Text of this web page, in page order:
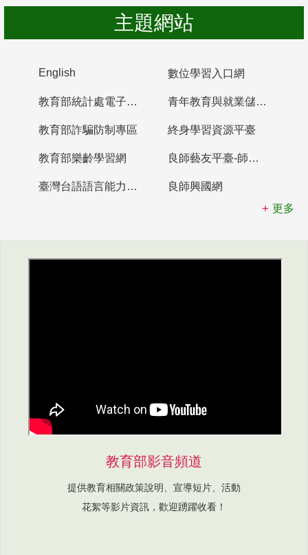
主題網站
English 數位學習入口網
教育部統計處電子書櫃 青年教育與就業儲蓄帳戶
教育部詐騙防制專區 終身學習資源平臺
教育部樂齡學習網 良師藝友平臺-師資培育整合平臺
臺灣台語語言能力認證網站
良師興國網
更多
教育部影音頻道
提供教育相關政策說明、宣導短片、活動
花絮等影片資訊，歡迎踴躍收看！